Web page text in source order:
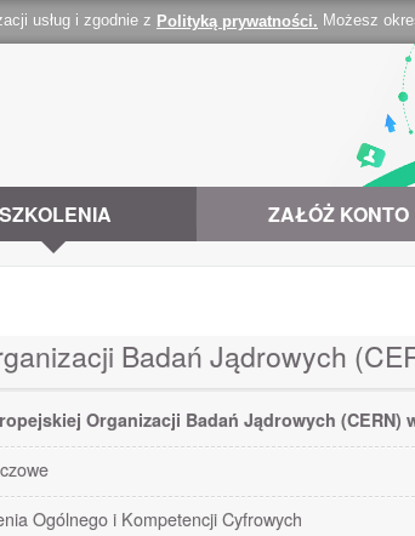
usług i zgodnie z Polityką prywatności. Możesz
SZKOLENIA ZAŁÓŻ KONTO
Badań Jądrowych
Organizacji Badań Jądrowych (CERN)
Ogólnego i Kompetencji Cyfrowych